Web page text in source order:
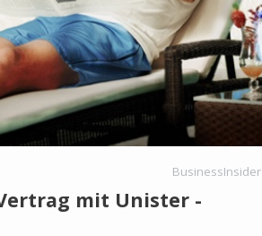
BusinessInsider
mit Unister -